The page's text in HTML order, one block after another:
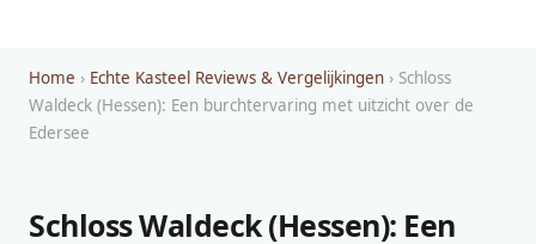
Home › Echte Kasteel Reviews & Vergelijkingen › Schloss
Waldeck (Hessen): Een burchtervaring met uitzicht over de
Edersee
Schloss Waldeck (Hessen): Een